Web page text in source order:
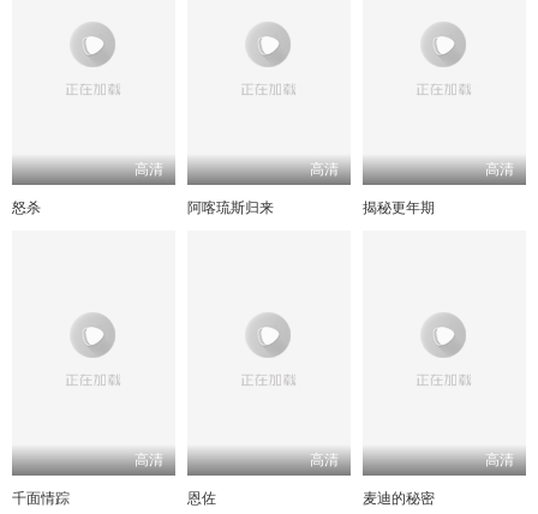
高清
怒杀
高清
阿喀琉斯归来
高清
揭秘更年期
高清
千面情踪
高清
恩佐
高清
麦迪的秘密